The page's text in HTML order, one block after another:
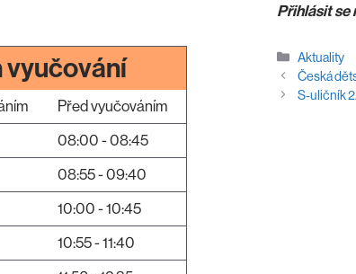
Přihlásit se
Rubriky
Aktuality
Česká
S-uličník
vyučování
Před vyučováním
08:00 - 08:45
08:55 - 09:40
10:00 - 10:45
10:55 - 11:40